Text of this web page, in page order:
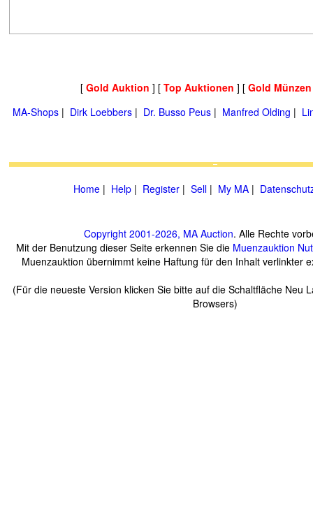
[ Gold Auktion ] [ Top Auktionen ] [ Gold
MA-Shops | Dirk Loebbers | Dr. Busso Peus | Manfred Olding |
Home | Help | Register | Sell | My MA |
Copyright 2001-2026, MA Auction. Alle Rechte
Mit der Benutzung dieser Seite erkennen Sie die Muenzauktion
Muenzauktion übernimmt keine Haftung für den Inhalt verlinkter
(Für die neueste Version klicken Sie bitte auf die Schaltfläche Neu
Browsers)